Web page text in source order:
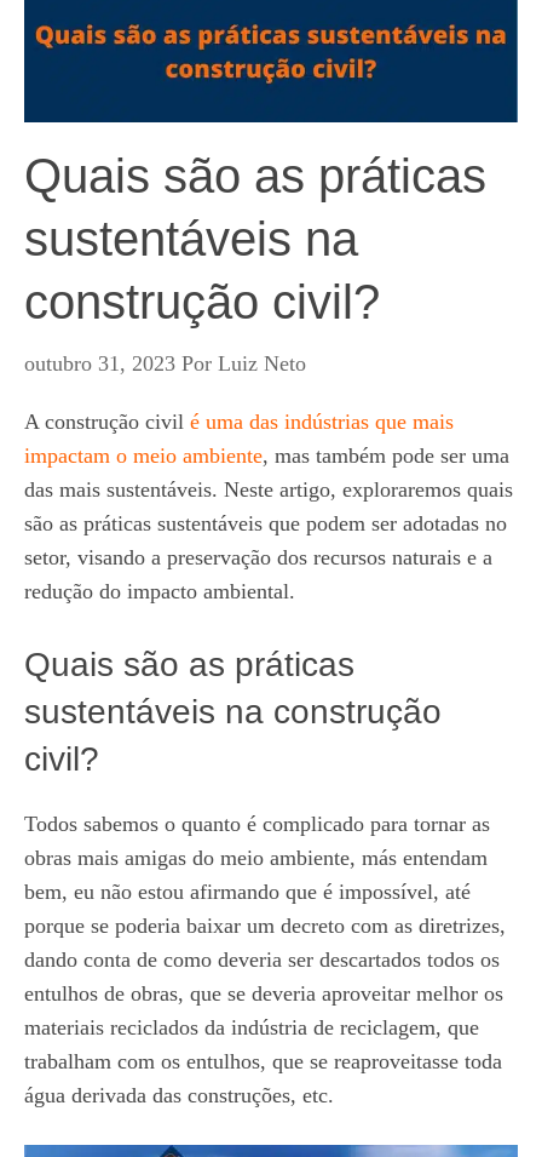
Quais são as práticas
sustentáveis na
construção civil?
outubro 31, 2023 Por Luiz Neto
A construção civil é uma das indústrias que mais
impactam o meio ambiente, mas também pode ser uma
das mais sustentáveis. Neste artigo, exploraremos quais
são as práticas sustentáveis que podem ser adotadas no
setor, visando a preservação dos recursos naturais e a
redução do impacto ambiental.
Quais são as práticas
sustentáveis na construção
civil?
Todos sabemos o quanto é complicado para tornar as
obras mais amigas do meio ambiente, más entendam
bem, eu não estou afirmando que é impossível, até
porque se poderia baixar um decreto com as diretrizes,
dando conta de como deveria ser descartados todos os
entulhos de obras, que se deveria aproveitar melhor os
materiais reciclados da indústria de reciclagem, que
trabalham com os entulhos, que se reaproveitasse toda
água derivada das construções, etc.